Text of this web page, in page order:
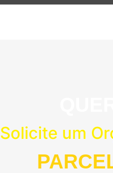
Solicite um